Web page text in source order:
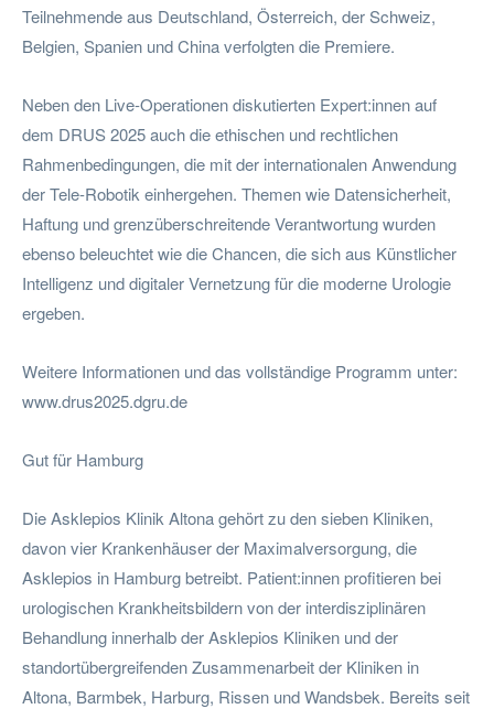
Teilnehmende aus Deutschland, Österreich, der Schweiz,
Belgien, Spanien und China verfolgten die Premiere.
Neben den Live-Operationen diskutierten Expert:innen auf
dem DRUS 2025 auch die ethischen und rechtlichen
Rahmenbedingungen, die mit der internationalen Anwendung
der Tele-Robotik einhergehen. Themen wie Datensicherheit,
Haftung und grenzüberschreitende Verantwortung wurden
ebenso beleuchtet wie die Chancen, die sich aus Künstlicher
Intelligenz und digitaler Vernetzung für die moderne Urologie
ergeben.
Weitere Informationen und das vollständige Programm unter:
www.drus2025.dgru.de
Gut für Hamburg
Die Asklepios Klinik Altona gehört zu den sieben Kliniken,
davon vier Krankenhäuser der Maximalversorgung, die
Asklepios in Hamburg betreibt. Patient:innen profitieren bei
urologischen Krankheitsbildern von der interdisziplinären
Behandlung innerhalb der Asklepios Kliniken und der
standortübergreifenden Zusammenarbeit der Kliniken in
Altona, Barmbek, Harburg, Rissen und Wandsbek. Bereits seit